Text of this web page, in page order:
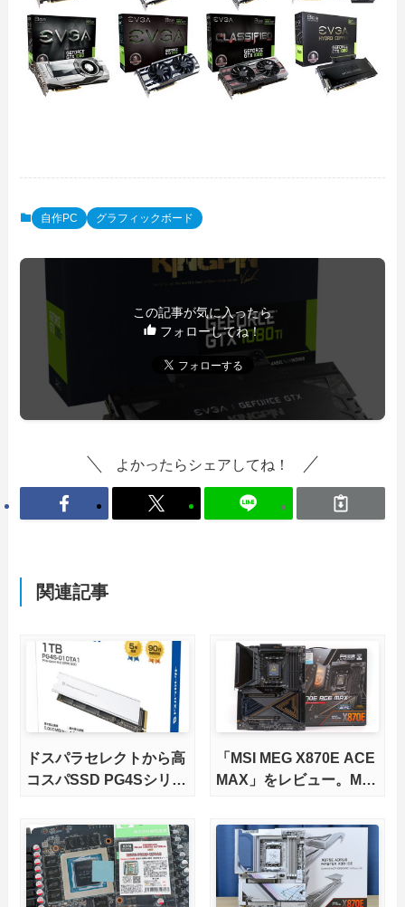
自作PC グラフィックボード
この記事が気に入ったら
フォローしてね！
よかったらシェアしてね！
関連記事
ドスパラセレクトから高
コスパSSD PG4Sシリー
「MSI MEG X870E ACE
MAX」をレビュー。M.2
版X870Eマザーボードを
徹底検証